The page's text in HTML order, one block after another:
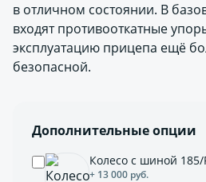
в отличном состоянии. В
входят противооткатные
эксплуатацию прицепа ещё
безопасной.
Дополнительные опции
Колесо с шиной 185/
+ 13 000 руб.